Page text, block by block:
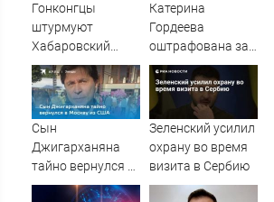
Гонконгцы
штурмуют
Хабаровский
край
Катерина
Гордеева
оштрафована за
пропаганду ЛГБТ
в интернете -
Новости на
Вести.ru
Сын
Джигарханяна
тайно вернулся в
Москву из США
Зеленский усилил
охрану во время
визита в Сербию